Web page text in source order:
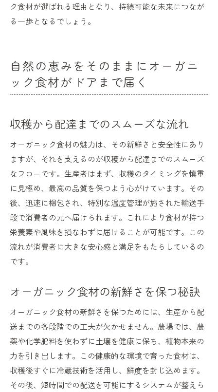
ク食材が選ばれる理由となり、持続可能な未来につなが
る一歩となるでしょう。
自然の恵みをそのままにオーガニ
ック食材がドアまで届く
収穫から配達までのスムーズな流れ
オーガニック食材の魅力は、その新鮮さと安全性にあり
ますが、それを支えるのが収穫から配達までのスムーズ
なフローです。生産者はまず、収穫のタイミングを慎重
に見極め、最高の品質を保つよう心がけています。その
後、迅速に梱包され、特別な温度管理が施された輸送手
段で消費者の元へ届けられます。これにより食材が持つ
栄養素や風味を損なわずに届けることが可能です。この
流れが消費者に大きな安心感と満足をもたらしているの
です。
オーガニック食材の新鮮さを保つ秘訣
オーガニック食材の新鮮さを保つためには、生産から配
送までの各段階での工夫が欠かせません。農場では、農
薬や化学肥料を使わずに土壌を健康に保ち、植物本来の
力を引き出します。この健康的な環境で育った食材は、
収穫後すぐに冷蔵技術を活用し、鮮度を封じ込めます。
その後、短時間での配送を可能にするシステムが整えら